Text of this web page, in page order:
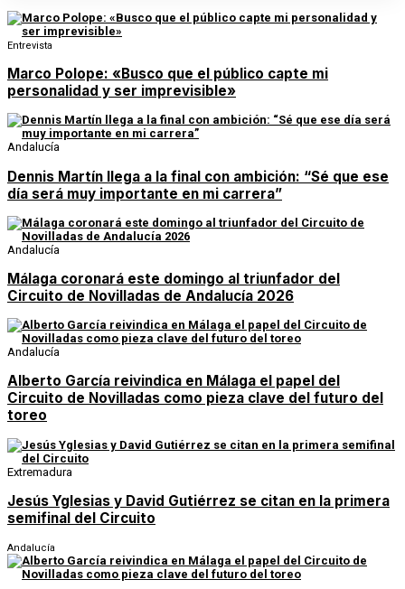
Entrevista
Marco Polope: «Busco que el público capte mi
personalidad y ser imprevisible»
Andalucía
Dennis Martín llega a la final con ambición: “Sé que ese
día será muy importante en mi carrera”
Andalucía
Málaga coronará este domingo al triunfador del
Circuito de Novilladas de Andalucía 2026
Andalucía
Alberto García reivindica en Málaga el papel del
Circuito de Novilladas como pieza clave del futuro del
toreo
Extremadura
Jesús Yglesias y David Gutiérrez se citan en la primera
semifinal del Circuito
Andalucía